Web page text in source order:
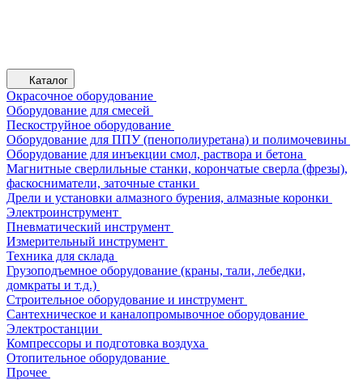
Каталог
Окрасочное оборудование
Оборудование для смесей
Пескоструйное оборудование
Оборудование для ППУ (пенополиуретана) и полимочевины
Оборудование для инъекции смол, раствора и бетона
Магнитные сверлильные станки, корончатые сверла (фрезы),
фаскосниматели, заточные станки
Дрели и установки алмазного бурения, алмазные коронки
Электроинструмент
Пневматический инструмент
Измерительный инструмент
Техника для склада
Грузоподъемное оборудование (краны, тали, лебедки,
домкраты и т.д.)
Строительное оборудование и инструмент
Сантехническое и каналопромывочное оборудование
Электростанции
Компрессоры и подготовка воздуха
Отопительное оборудование
Прочее